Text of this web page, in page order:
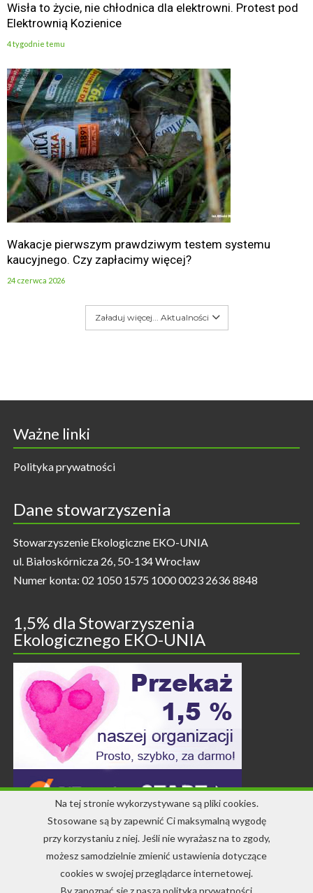
Wisła to życie, nie chłodnica dla elektrowni. Protest pod
Elektrownią Kozienice
4 tygodnie temu
Wakacje pierwszym prawdziwym testem systemu
kaucyjnego. Czy zapłacimy więcej?
24 czerwca 2026
Załaduj więcej... Aktualności
Ważne linki
Polityka prywatności
Dane stowarzyszenia
Stowarzyszenie Ekologiczne EKO-UNIA
ul. Białoskórnicza 26, 50-134 Wrocław
Numer konta: 02 1050 1575 1000 0023 2636 8848
1,5% dla Stowarzyszenia
Ekologicznego EKO-UNIA
Kontakt
Na tej stronie wykorzystywane są pliki cookies.
Stosowane są by zapewnić Ci maksymalną wygodę
przy korzystaniu z niej. Jeśli nie wyrażasz na to zgody,
możesz samodzielnie zmienić ustawienia dotyczące
cookies w swojej przeglądarce internetowej.
By zapoznać się z naszą polityką prywatności